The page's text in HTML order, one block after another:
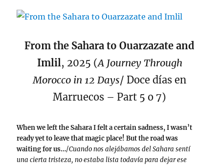
From the Sahara to Ouarzazate and
Imlil, 2025 (A Journey Through
Morocco in 12 Days/ Doce días en
Marruecos – Part 5 o 7)
When we left the Sahara I felt a certain sadness, I wasn’t
ready yet to leave that magic place! But the road was
waiting for us…/Cuando nos alejábamos del Sahara sentí
una cierta tristeza, no estaba lista todavía para dejar ese